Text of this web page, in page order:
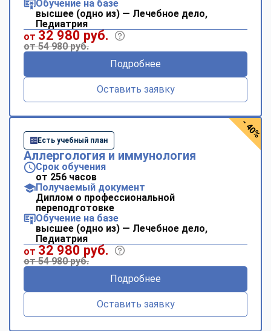
Обучение на базе
высшее (одно из) — Лечебное дело,
Педиатрия
от 32 980 руб.
от 54 980 руб.
Подробнее
Оставить заявку
Есть учебный план
Аллергология и иммунология
Срок обучения
от 256 часов
Получаемый документ
Диплом о профессиональной
переподготовке
Обучение на базе
высшее (одно из) — Лечебное дело,
Педиатрия
от 32 980 руб.
от 54 980 руб.
Подробнее
Оставить заявку
- 40%